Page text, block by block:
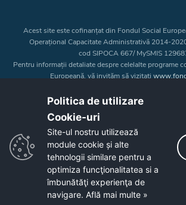
Acest site este cofinanțat din Fondul Social
Operațional Capacitate Administrativă 2014-
cod SIPOCA 667/ MySMIS
Pentru informații detaliate despre celelalte programe
Europeană, vă invităm să vizitați
a Uniunii Europene. Întreaga
Copyright © 2026 - Consiliul Judeţean
Politica de utilizare
Cookie-uri‎
Site-ul nostru utilizează
module cookie și alte
tehnologii similare pentru a
optimiza funcţionalitatea si a
îmbunătăţi experienţa de
navigare. Află mai multe »